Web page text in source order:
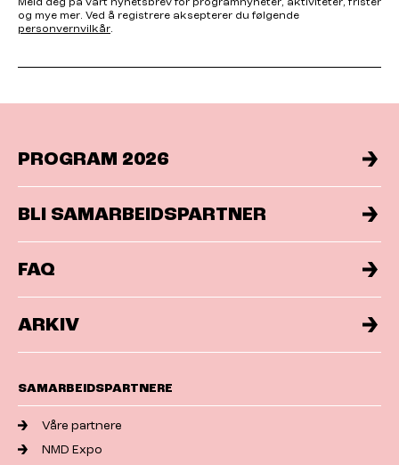
og mye mer. Ved å registrere aksepterer du følgende
personvernvilkår.
PROGRAM 2026
BLI SAMARBEIDSPARTNER
FAQ
ARKIV
SAMARBEIDSPARTNERE
Våre partnere
NMD Expo